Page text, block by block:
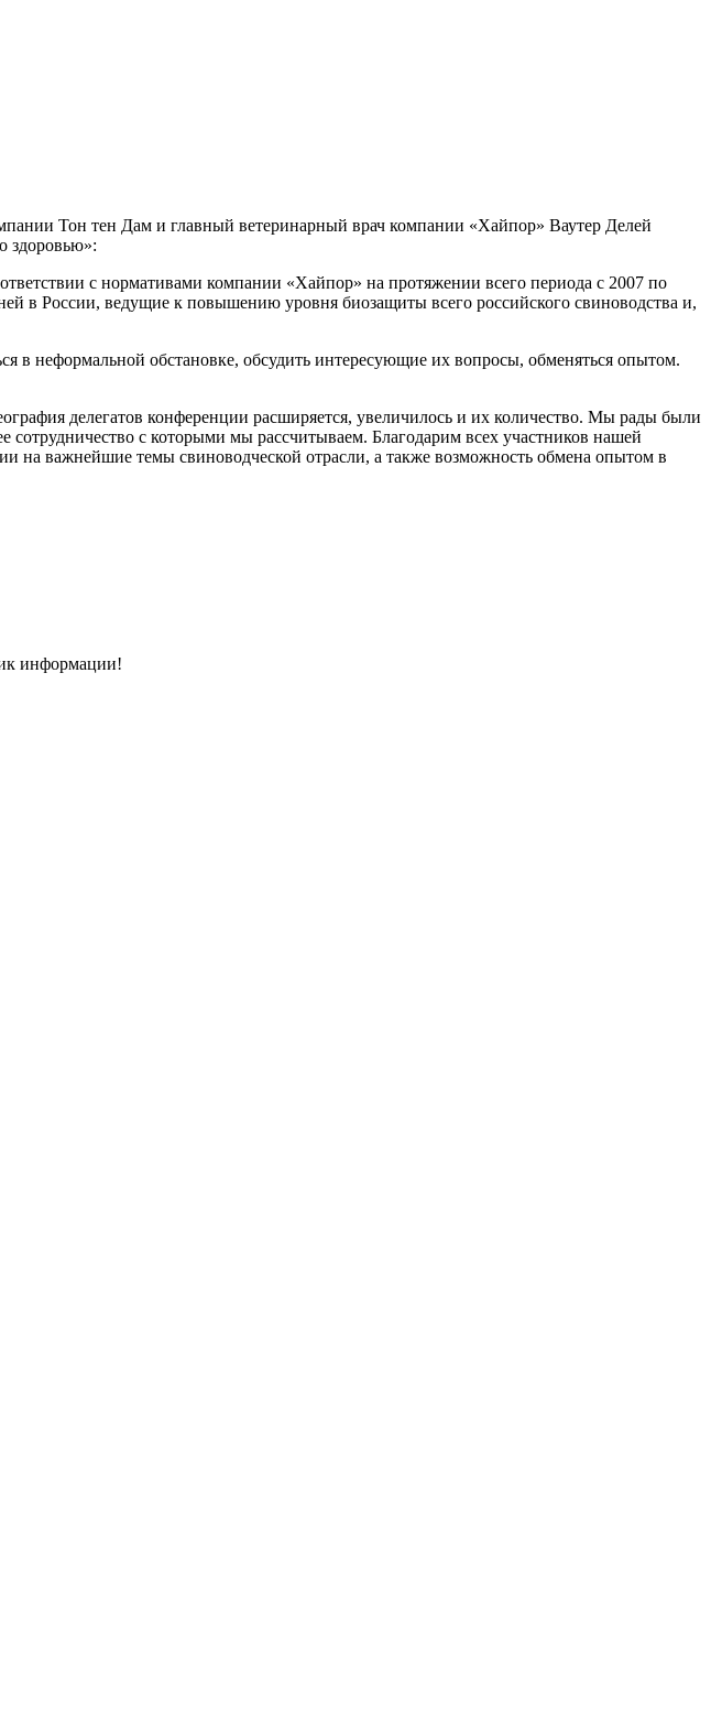
Тон тен Дам и главный ветеринарный врач компании «Хайпор» Ваутер Делей
здоровью»:
с нормативами компании «Хайпор» на протяжении всего периода с 2007 по
в России, ведущие к повышению уровня биозащиты всего российского свиноводства и,
в неформальной обстановке, обсудить интересующие их вопросы, обменяться опытом.
делегатов конференции расширяется, увеличилось и их количество. Мы рады были
с которыми мы рассчитываем. Благодарим всех участников нашей
на важнейшие темы свиноводческой отрасли, а также возможность обмена опытом в
информации!